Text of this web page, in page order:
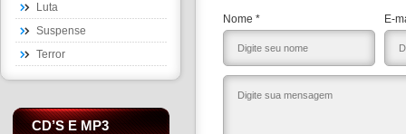
Luta
Suspense
Terror
CD’S E MP3
Nome * E-